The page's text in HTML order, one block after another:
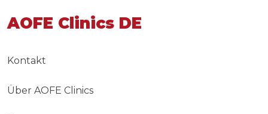
AOFE Clinics DE
Kontakt
Über AOFE Clinics